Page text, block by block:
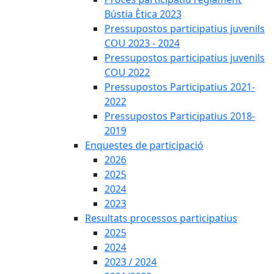
Bústia Ètica 2023
Pressupostos participatius juvenils
COU 2023 - 2024
Pressupostos participatius juvenils
COU 2022
Pressupostos Participatius 2021-
2022
Pressupostos Participatius 2018-
2019
Enquestes de participació
2026
2025
2024
2023
Resultats processos participatius
2025
2024
2023 / 2024